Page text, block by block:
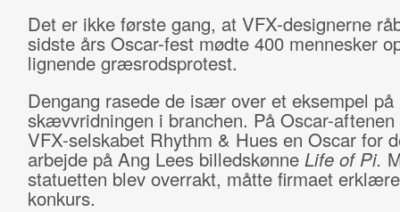
Det er ikke første gang, at VFX-designerne
sidste års Oscar-fest mødte 400 mennesker
lignende græsrodsprotest.
Dengang rasede de især over et eksempel på
skævvridningen i branchen. På Oscar-aftenen
VFX-selskabet Rhythm & Hues en Oscar for
arbejde på Ang Lees billedskønne Life of Pi.
statuetten blev overrakt, måtte firmaet
konkurs.